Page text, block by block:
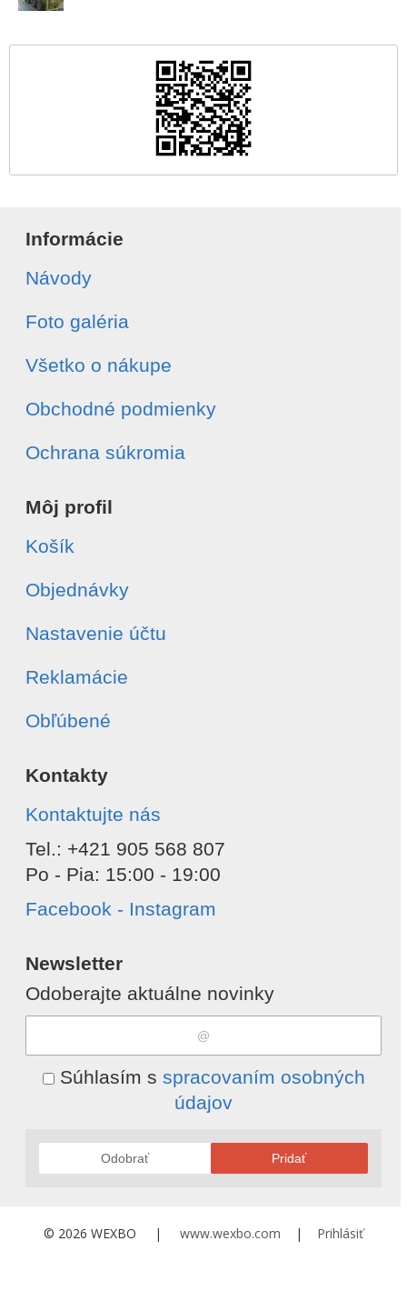
Informácie
Návody
Foto galéria
Všetko o nákupe
Obchodné podmienky
Ochrana súkromia
Môj profil
Košík
Objednávky
Nastavenie účtu
Reklamácie
Obľúbené
Kontakty
Kontaktujte nás
Tel.: +421 905 568 807
Po - Pia: 15:00 - 19:00
Facebook - Instagram
Newsletter
Odoberajte aktuálne novinky
Súhlasím s spracovaním osobných
údajov
Odobrať Pridať
© 2026 WEXBO | www.wexbo.com | Prihlásiť